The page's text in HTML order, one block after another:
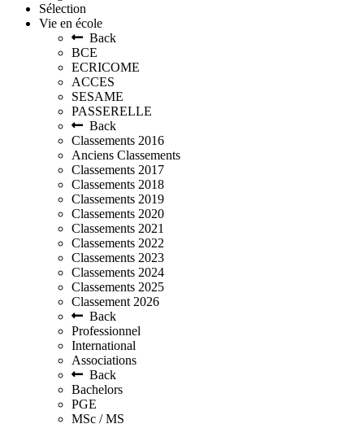
Sélection
Vie en école
Back
BCE
ECRICOME
ACCES
SESAME
PASSERELLE
Back
Classements 2016
Anciens Classements
Classements 2017
Classements 2018
Classements 2019
Classements 2020
Classements 2021
Classements 2022
Classements 2023
Classements 2024
Classements 2025
Classement 2026
Back
Professionnel
International
Associations
Back
Bachelors
PGE
MSc / MS